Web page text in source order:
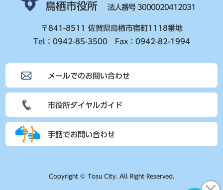
鳥栖市役所 法人番号 3000020412031
〒841-8511 佐賀県鳥栖市宿町1118番地
Tel：0942-85-3500 Fax：0942-82-1994
メールでのお問い合わせ
市役所ダイヤルガイド
手話でお問い合わせ
Copyright © Tosu City. All Right Reserved.